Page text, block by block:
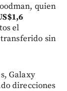
quien
el
sin
Galaxy
direcciones